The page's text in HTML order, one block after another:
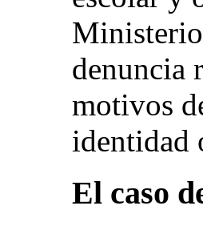
denuncia
motivos
identidad
El caso